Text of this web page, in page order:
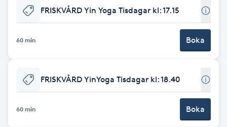
Gravidyoga
Gua Sha-massage
FRISKVÅRD Yin Yoga Tisdagar kl: 17.15
60 min Boka
FRISKVÅRD YinYoga Tisdagar kl: 18.40
60 min Boka